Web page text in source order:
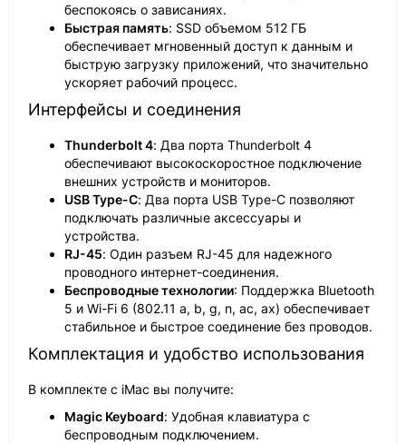
беспокоясь о зависаниях.
Быстрая память: SSD объемом 512 ГБ
обеспечивает мгновенный доступ к данным и
быструю загрузку приложений, что значительно
ускоряет рабочий процесс.
Интерфейсы и соединения
Thunderbolt 4: Два порта Thunderbolt 4
обеспечивают высокоскоростное подключение
внешних устройств и мониторов.
USB Type-C: Два порта USB Type-C позволяют
подключать различные аксессуары и
устройства.
RJ-45: Один разъем RJ-45 для надежного
проводного интернет-соединения.
Беспроводные технологии: Поддержка Bluetooth
5 и Wi-Fi 6 (802.11 a, b, g, n, ac, ax) обеспечивает
стабильное и быстрое соединение без проводов.
Комплектация и удобство использования
В комплекте с iMac вы получите:
Magic Keyboard: Удобная клавиатура с
беспроводным подключением.